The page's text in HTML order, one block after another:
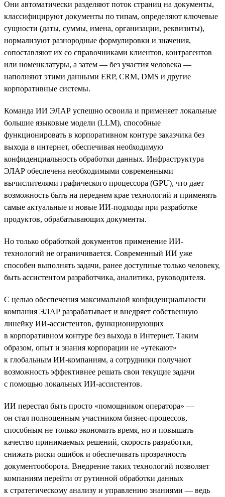
Они автоматически разделяют поток страниц на документы,
классифицируют документы по типам, определяют ключевые
сущности (даты, суммы, имена, организации, реквизиты),
нормализуют разнородные формулировки и значения,
сопоставляют их со справочниками клиентов, контрагентов
или номенклатуры, а затем — без участия человека —
наполняют этими данными ERP, CRM, DMS и другие
корпоративные системы.
Команда ИИ ЭЛАР успешно освоила и применяет локальные
большие языковые модели (LLM), способные
функционировать в корпоративном контуре заказчика без
выхода в интернет, обеспечивая необходимую
конфиденциальность обработки данных. Инфраструктура
ЭЛАР обеспечена необходимыми современными
вычислителями графического процессора (GPU), что дает
возможность быть на переднем крае технологий и применять
самые актуальные и новые ИИ-подходы при разработке
продуктов, обрабатывающих документы.
Но только обработкой документов применение ИИ-
технологий не ограничивается. Современный ИИ уже
способен выполнять задачи, ранее доступные только человеку,
быть ассистентом разработчика, аналитика, руководителя.
С целью обеспечения максимальной конфиденциальности
компания ЭЛАР разрабатывает и внедряет собственную
линейку ИИ-ассистентов, функционирующих
в корпоративном контуре без выхода в Интернет. Таким
образом, опыт и знания корпорации не «утекают»
к глобальным ИИ-компаниям, а сотрудники получают
возможность эффективнее решать свои текущие задачи
с помощью локальных ИИ-ассистентов.
ИИ перестал быть просто «помощником оператора» —
он стал полноценным участником бизнес-процессов,
способным не только экономить время, но и повышать
качество принимаемых решений, скорость разработки,
снижать риски ошибок и обеспечивать прозрачность
документооборота. Внедрение таких технологий позволяет
компаниям перейти от рутинной обработки данных
к стратегическому анализу и управлению знаниями — ведь